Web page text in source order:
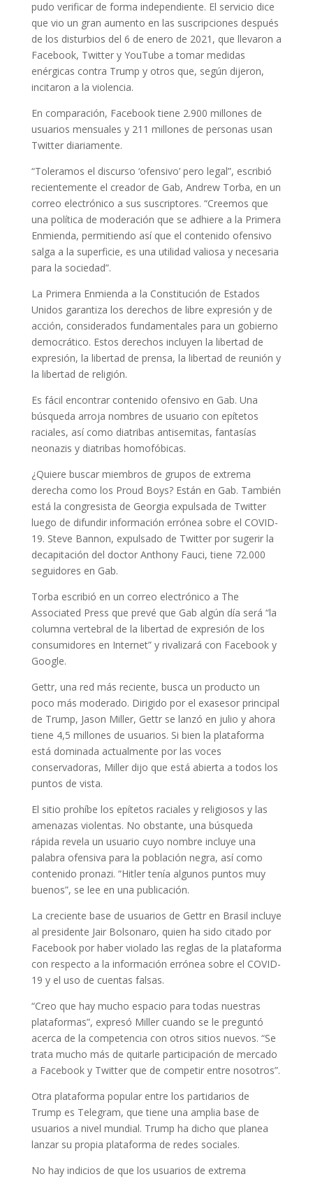
pudo verificar de forma independiente. El servicio dice
que vio un gran aumento en las suscripciones después
de los disturbios del 6 de enero de 2021, que llevaron a
Facebook, Twitter y YouTube a tomar medidas
enérgicas contra Trump y otros que, según dijeron,
incitaron a la violencia.
En comparación, Facebook tiene 2.900 millones de
usuarios mensuales y 211 millones de personas usan
Twitter diariamente.
“Toleramos el discurso ‘ofensivo’ pero legal”, escribió
recientemente el creador de Gab, Andrew Torba, en un
correo electrónico a sus suscriptores. “Creemos que
una política de moderación que se adhiere a la Primera
Enmienda, permitiendo así que el contenido ofensivo
salga a la superficie, es una utilidad valiosa y necesaria
para la sociedad”.
La Primera Enmienda a la Constitución de Estados
Unidos garantiza los derechos de libre expresión y de
acción, considerados fundamentales para un gobierno
democrático. Estos derechos incluyen la libertad de
expresión, la libertad de prensa, la libertad de reunión y
la libertad de religión.
Es fácil encontrar contenido ofensivo en Gab. Una
búsqueda arroja nombres de usuario con epítetos
raciales, así como diatribas antisemitas, fantasías
neonazis y diatribas homofóbicas.
¿Quiere buscar miembros de grupos de extrema
derecha como los Proud Boys? Están en Gab. También
está la congresista de Georgia expulsada de Twitter
luego de difundir información errónea sobre el COVID-
19. Steve Bannon, expulsado de Twitter por sugerir la
decapitación del doctor Anthony Fauci, tiene 72.000
seguidores en Gab.
Torba escribió en un correo electrónico a The
Associated Press que prevé que Gab algún día será “la
columna vertebral de la libertad de expresión de los
consumidores en Internet” y rivalizará con Facebook y
Google.
Gettr, una red más reciente, busca un producto un
poco más moderado. Dirigido por el exasesor principal
de Trump, Jason Miller, Gettr se lanzó en julio y ahora
tiene 4,5 millones de usuarios. Si bien la plataforma
está dominada actualmente por las voces
conservadoras, Miller dijo que está abierta a todos los
puntos de vista.
El sitio prohíbe los epítetos raciales y religiosos y las
amenazas violentas. No obstante, una búsqueda
rápida revela un usuario cuyo nombre incluye una
palabra ofensiva para la población negra, así como
contenido pronazi. “Hitler tenía algunos puntos muy
buenos”, se lee en una publicación.
La creciente base de usuarios de Gettr en Brasil incluye
al presidente Jair Bolsonaro, quien ha sido citado por
Facebook por haber violado las reglas de la plataforma
con respecto a la información errónea sobre el COVID-
19 y el uso de cuentas falsas.
“Creo que hay mucho espacio para todas nuestras
plataformas”, expresó Miller cuando se le preguntó
acerca de la competencia con otros sitios nuevos. “Se
trata mucho más de quitarle participación de mercado
a Facebook y Twitter que de competir entre nosotros”.
Otra plataforma popular entre los partidarios de
Trump es Telegram, que tiene una amplia base de
usuarios a nivel mundial. Trump ha dicho que planea
lanzar su propia plataforma de redes sociales.
No hay indicios de que los usuarios de extrema